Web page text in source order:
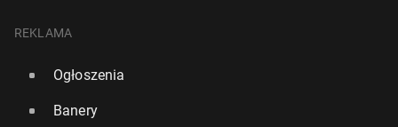
REKLAMA
Ogłoszenia
Banery